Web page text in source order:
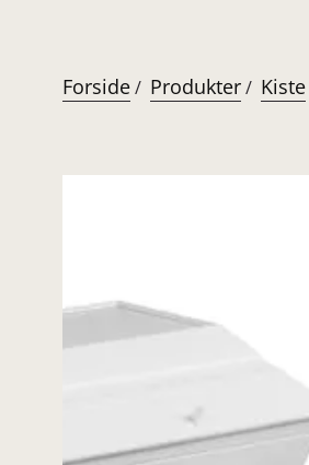
Forside/ Produkter/ Kiste